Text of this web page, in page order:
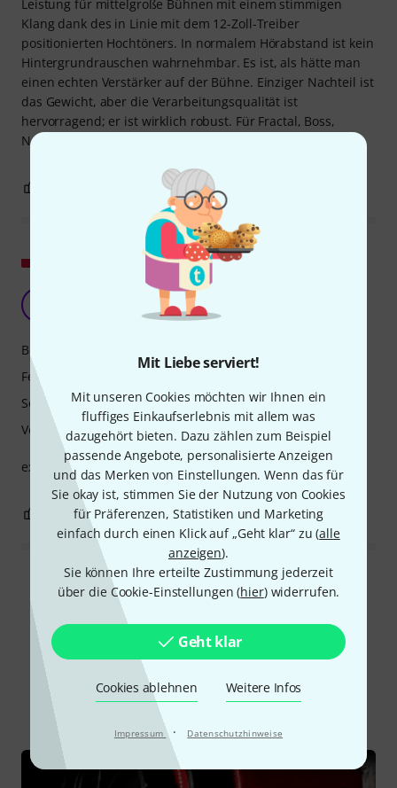
Mit Liebe serviert!
Mit unseren Cookies möchten wir Ihnen ein
fluffiges Einkaufserlebnis mit allem was
dazugehört bieten. Dazu zählen zum Beispiel
passende Angebote, personalisierte Anzeigen
und das Merken von Einstellungen. Wenn das für
Sie okay ist, stimmen Sie der Nutzung von Cookies
für Präferenzen, Statistiken und Marketing
einfach durch einen Klick auf „Geht klar“ zu (alle
anzeigen).
Sie können Ihre erteilte Zustimmung jederzeit
über die Cookie-Einstellungen (hier) widerrufen.
Geht klar
Cookies ablehnen Weitere Infos
Impressum · Datenschutzhinweise
Leistung für mittelgroße Bühnen mit einem stimmigen
Klang dank des in Linie mit dem 12-Zoll-Treiber
positionierten Hochtöners. In normalem Hörabstand ist kein
Hintergrundrauschen wahrnehmbar. Es ist, als hätte man
einen echten Verstärker auf der Bühne. Einziger Nachteil ist
das Gewicht, aber die Verarbeitungsqualität ist
hervorragend; er ist wirklich robust. Für Fractal, Boss,
Neural... greift zu: Er ist exzellent.
BEWERTUNG MELDEN
Original zeigen
dj.ddm 16.04.2026
exzellenter Bodenbelag
Bedienung
Features
Sound
Verarbeitung
0 BEWERTUNG MELDEN
Alle Bewertungen lesen
Schon gewusst?
Ratgeber Testberichte Downloads